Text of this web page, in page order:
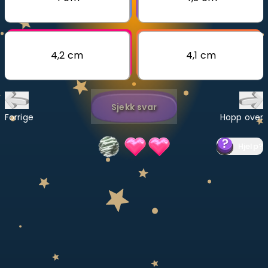
Bestill privatundervisning
Velg læreplan
Logg inn
4,2 cm 4,1 cm
Forrige
Sjekk svar
Hopp over
?